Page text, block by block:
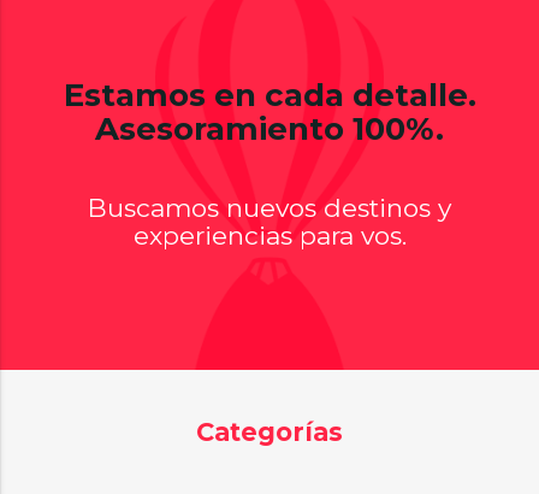
Estamos en cada detalle.
Asesoramiento 100%.
Buscamos nuevos destinos y
experiencias para vos.
Categorías